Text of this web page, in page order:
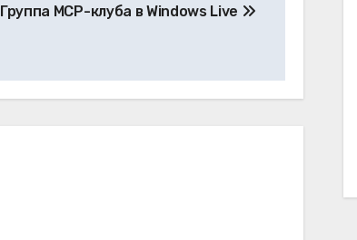
Группа MCP-клуба в Windows Live